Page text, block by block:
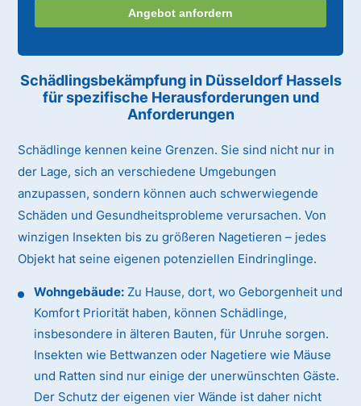
Angebot anfordern
Schädlingsbekämpfung in Düsseldorf Hassels
für spezifische Herausforderungen und
Anforderungen
Schädlinge kennen keine Grenzen. Sie sind nicht nur in
der Lage, sich an verschiedene Umgebungen
anzupassen, sondern können auch schwerwiegende
Schäden und Gesundheitsprobleme verursachen. Von
winzigen Insekten bis zu größeren Nagetieren – jedes
Objekt hat seine eigenen potenziellen Eindringlinge.
Wohngebäude: Zu Hause, dort, wo Geborgenheit und
Komfort Priorität haben, können Schädlinge,
insbesondere in älteren Bauten, für Unruhe sorgen.
Insekten wie Bettwanzen oder Nagetiere wie Mäuse
und Ratten sind nur einige der unerwünschten Gäste.
Der Schutz der eigenen vier Wände ist daher nicht